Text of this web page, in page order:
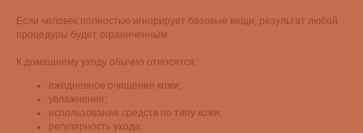
Если человек полностью игнорирует базовые вещи, результат любой
процедуры будет ограниченным.
К домашнему уходу обычно относятся:
ежедневное очищение кожи;
увлажнение;
использование средств по типу кожи;
регулярность ухода;